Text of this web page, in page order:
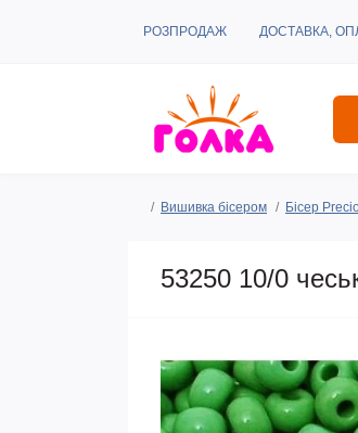
РОЗПРОДАЖ ДОСТАВКА,
Вишивка бісером Бісер
53250 10/0